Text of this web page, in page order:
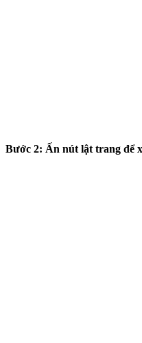
Bước 2: Ấn nút lật trang để